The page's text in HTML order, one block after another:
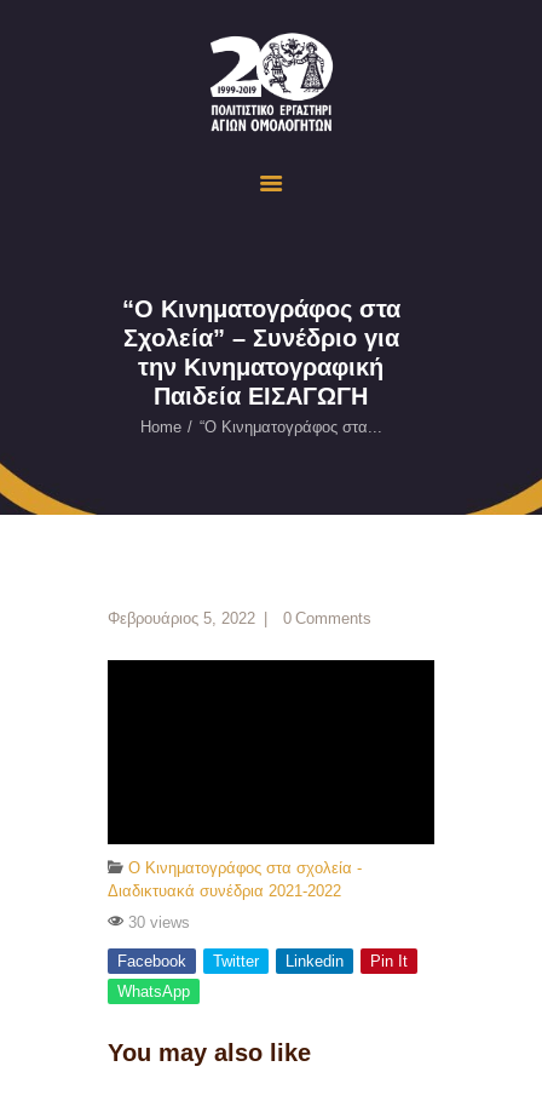
“Ο Κινηματογράφος στα
Σχολεία” – Συνέδριο για
την Κινηματογραφική
Παιδεία ΕΙΣΑΓΩΓΗ
Home “Ο Κινηματογράφος στα...
Politistiko Ergastiri Ayion Omoloyiton
The Cultural Workshop in Ayioi Omoloyites and its actions and activities
ΕΥΚΑΙΡΙΕΣ
ΕΠΙΚΟΙΝΩΝΙΑ
Φεβρουάριος 5, 2022 0 Comments
O Κινηματογράφος στα σχολεία -
Διαδικτυακά συνέδρια 2021-2022
30 views
Facebook Twitter Linkedin
Pin It
WhatsApp
You may also like